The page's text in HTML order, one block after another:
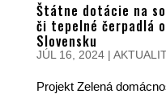
Štátne dotácie na
či tepelné čerpadlá
Slovensku
JÚL 16, 2024|
Projekt Zelená